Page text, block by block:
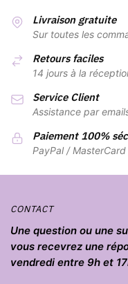
Livraison gratuite
Sur toutes les
Retours faciles
14 jours à la
Service Client
Assistance par
Paiement 100%
PayPal / MasterCard
CONTACT
Une question ou une
vous recevrez une
vendredi entre 9h et